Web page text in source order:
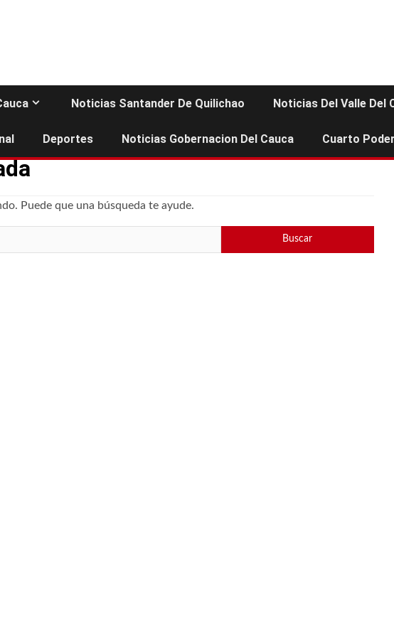
Noticias Santander De Quilichao Noticias Del Valle Del
Deportes Noticias Gobernacion Del Cauca Cuarto
Puede que una búsqueda te ayude.